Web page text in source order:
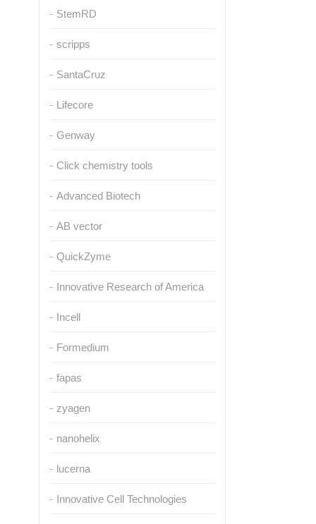
StemRD
scripps
SantaCruz
Lifecore
Genway
Click chemistry tools
Advanced Biotech
AB vector
QuickZyme
Innovative Research of America
Incell
Formedium
fapas
zyagen
nanohelix
lucerna
Innovative Cell Technologies